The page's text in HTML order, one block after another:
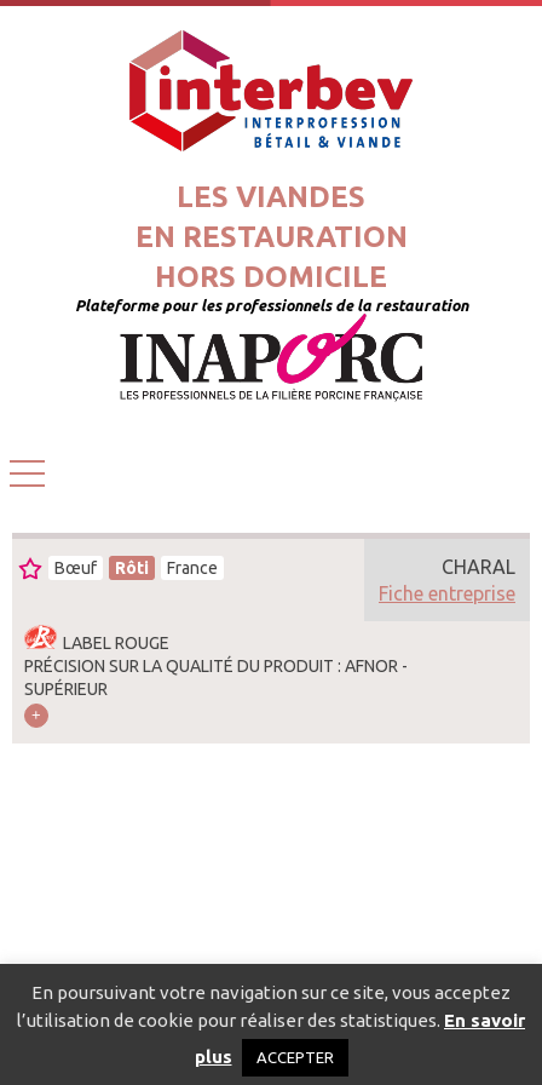
LES VIANDES
EN RESTAURATION
HORS DOMICILE
Plateforme pour les professionnels de la restauration
Bœuf Rôti France
LABEL ROUGE
PRÉCISION SUR LA QUALITÉ DU PRODUIT : AFNOR -
SUPÉRIEUR
CHARAL
Fiche entreprise
Catalogue pour localiser les fournisseurs
Politique de confidentialité
En poursuivant votre navigation sur ce site, vous acceptez
l’utilisation de cookie pour réaliser des statistiques. En savoir
plus
ACCEPTER